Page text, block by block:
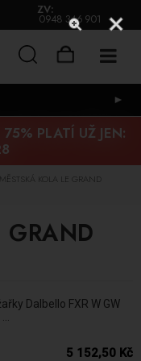
ZV:
0948 346 901
►
PLATÍ UŽ JEN:
MĚSTSKÁ KOLA LE GRAND
GRAND
Dalbello FXR W GW
5 152,50 Kč